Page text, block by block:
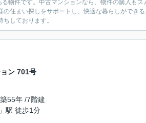
物件です。中古マンションなら、物件の購入も
住まい探しをサポートし、快適な暮らしができ
しております。
ン 701号
55年 /7階建
」駅 徒歩1分